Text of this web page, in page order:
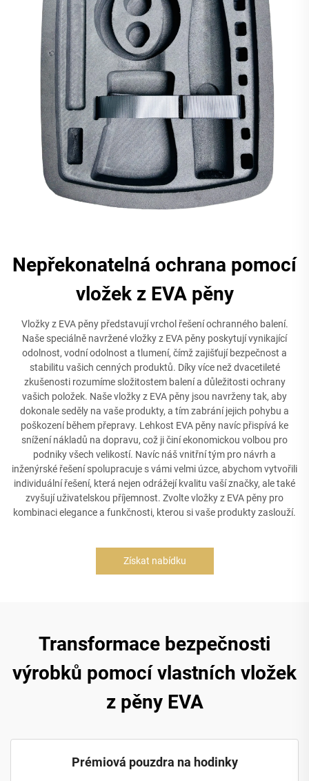
Nepřekonatelná ochrana pomocí
vložek z EVA pěny
Vložky z EVA pěny představují vrchol řešení ochranného balení.
Naše speciálně navržené vložky z EVA pěny poskytují vynikající
odolnost, vodní odolnost a tlumení, čímž zajišťují bezpečnost a
stabilitu vašich cenných produktů. Díky více než dvacetileté
zkušenosti rozumíme složitostem balení a důležitosti ochrany
vašich položek. Naše vložky z EVA pěny jsou navrženy tak, aby
dokonale seděly na vaše produkty, a tím zabrání jejich pohybu a
poškození během přepravy. Lehkost EVA pěny navíc přispívá ke
snížení nákladů na dopravu, což ji činí ekonomickou volbou pro
podniky všech velikostí. Navíc náš vnitřní tým pro návrh a
inženýrské řešení spolupracuje s vámi velmi úzce, abychom vytvořili
individuální řešení, která nejen odrážejí kvalitu vaší značky, ale také
zvyšují uživatelskou příjemnost. Zvolte vložky z EVA pěny pro
kombinaci elegance a funkčnosti, kterou si vaše produkty zaslouží.
Získat nabídku
Transformace bezpečnosti
výrobků pomocí vlastních vložek
z pěny EVA
Prémiová pouzdra na hodinky